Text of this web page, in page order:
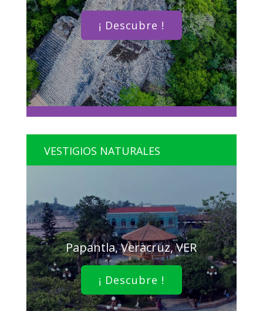
¡ Descubre !
VESTIGIOS NATURALES
Papantla, Veracruz, VER
¡ Descubre !